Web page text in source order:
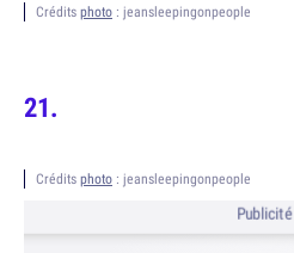
Crédits photo : jeansleepingonpeople
Crédits photo : jeansleepingonpeople
Publicité